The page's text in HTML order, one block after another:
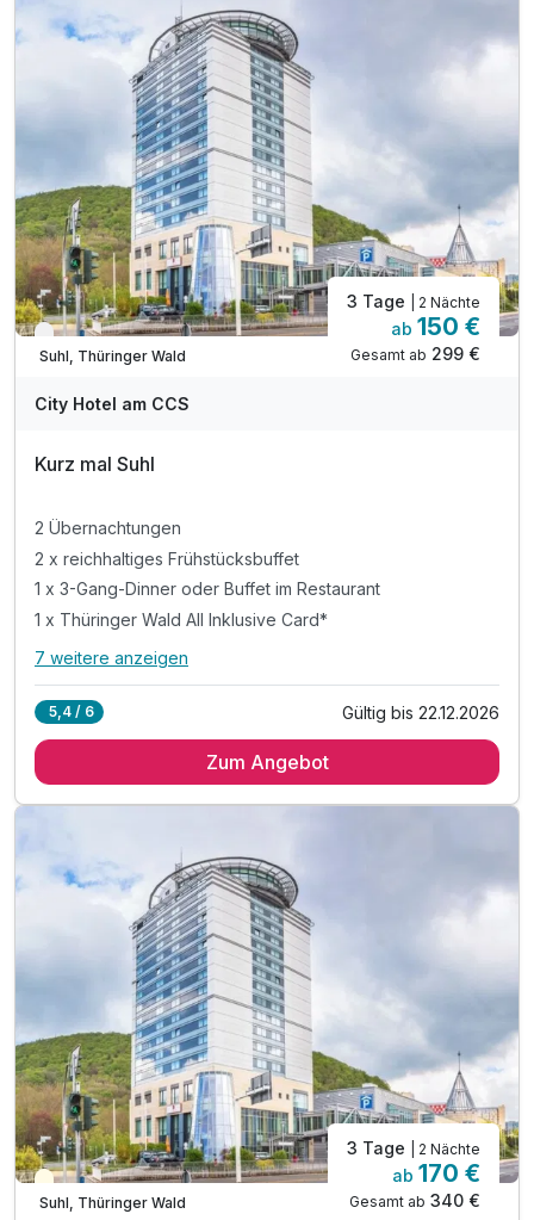
Verfügbar bis Dezember
Suhl, Thüringer Wald
3 Tage | 2 Nächte
ab 150 €
Gesamt ab 299 €
City Hotel am CCS
Kurz mal Suhl
2 Übernachtungen
2 x reichhaltiges Frühstücksbuffet
1 x 3-Gang-Dinner oder Buffet im Restaurant
1 x Thüringer Wald All Inklusive Card*
Alle Inklusivleistungen
2 x reichhaltiges Frühstücksbuffet
* Eintritt in das H2Oberhof Wellness & Erlebnisbad
* Eintritt in das SAALEMAXX Erlebnisbad
* Fahrt mit der Sommerrodelbahn Ruhla
* Fahrt mit der Thüringer Bergbahn
* und vieles mehr!
inkl. Willkommensdrink
inkl. WLAN
7 weitere anzeigen
5,4 / 6 Gültig bis 22.12.2026
Zum Angebot
Teilweise ausgelastet
Suhl, Thüringer Wald
3 Tage | 2 Nächte
ab 170 €
Gesamt ab 340 €